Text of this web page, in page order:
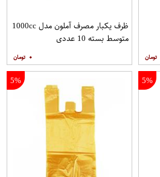
ظرف یکبار مصرف آملون مدل 1000cc
متوسط بسته 10 عددی
۰
5%
5%